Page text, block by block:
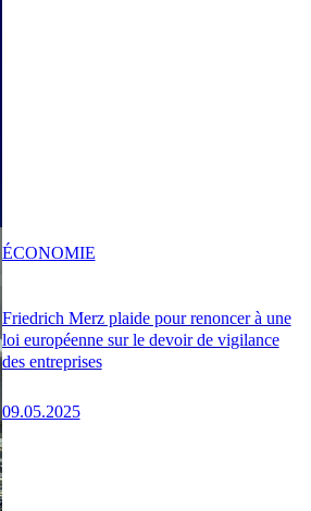
Friedrich Merz plaide pour renoncer à une
loi européenne sur le devoir de vigilance
des entreprises
09.05.2025
ÉCONOMIE